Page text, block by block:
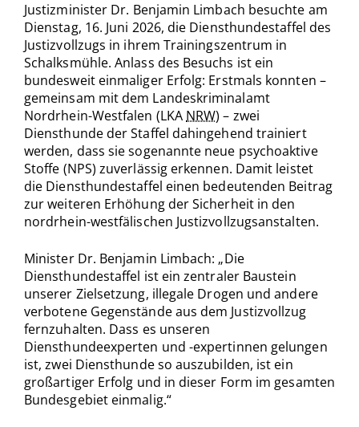
Justizminister Dr. Benjamin Limbach besuchte am
Dienstag, 16. Juni 2026, die Diensthundestaffel des
Justizvollzugs in ihrem Trainingszentrum in
Schalksmühle. Anlass des Besuchs ist ein
bundesweit einmaliger Erfolg: Erstmals konnten –
gemeinsam mit dem Landeskriminalamt
Nordrhein-Westfalen (LKA NRW) – zwei
Diensthunde der Staffel dahingehend trainiert
werden, dass sie sogenannte neue psychoaktive
Stoffe (NPS) zuverlässig erkennen. Damit leistet
die Diensthundestaffel einen bedeutenden Beitrag
zur weiteren Erhöhung der Sicherheit in den
nordrhein-westfälischen Justizvollzugsanstalten.
Minister Dr. Benjamin Limbach: „Die
Diensthundestaffel ist ein zentraler Baustein
unserer Zielsetzung, illegale Drogen und andere
verbotene Gegenstände aus dem Justizvollzug
fernzuhalten. Dass es unseren
Diensthundeexperten und -expertinnen gelungen
ist, zwei Diensthunde so auszubilden, ist ein
großartiger Erfolg und in dieser Form im gesamten
Bundesgebiet einmalig.“